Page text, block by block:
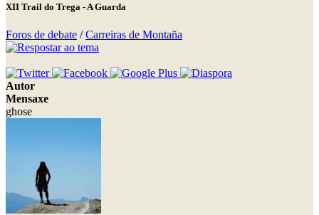
XII Trail do Trega - A Guarda
Foros de debate /Carreiras de Montaña
Autor
Mensaxe
ghose